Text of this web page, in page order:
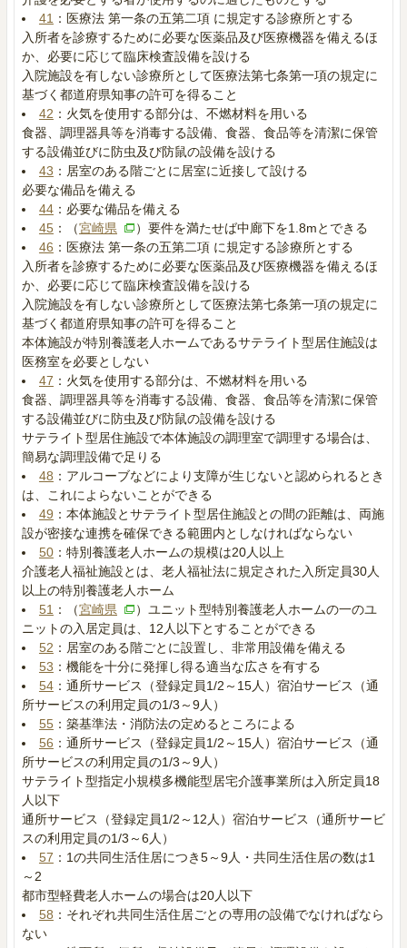
41 ：医療法 第一条の五第二項 に規定する診療所とする
入所者を診療するために必要な医薬品及び医療機器を備えるほ
か、必要に応じて臨床検査設備を設ける
入院施設を有しない診療所として医療法第七条第一項の規定に
基づく都道府県知事の許可を得ること
42 ：火気を使用する部分は、不燃材料を用いる
食器、調理器具等を消毒する設備、食器、食品等を清潔に保管
する設備並びに防虫及び防鼠の設備を設ける
43 ：居室のある階ごとに居室に近接して設ける
必要な備品を備える
44：必要な備品を備える
45：（宮崎県
）要件を満たせば中廊下を1.8mとできる
46 ：医療法 第一条の五第二項 に規定する診療所とする
入所者を診療するために必要な医薬品及び医療機器を備えるほ
か、必要に応じて臨床検査設備を設ける
入院施設を有しない診療所として医療法第七条第一項の規定に
基づく都道府県知事の許可を得ること
本体施設が特別養護老人ホームであるサテライト型居住施設は
医務室を必要としない
47 ：火気を使用する部分は、不燃材料を用いる
食器、調理器具等を消毒する設備、食器、食品等を清潔に保管
する設備並びに防虫及び防鼠の設備を設ける
サテライト型居住施設で本体施設の調理室で調理する場合は、
簡易な調理設備で足りる
48 ：アルコーブなどにより支障が生じないと認められるとき
は、これによらないことができる
49 ：本体施設とサテライト型居住施設との間の距離は、両施
設が密接な連携を確保できる範囲内としなければならない
50：特別養護老人ホームの規模は20人以上
介護老人福祉施設とは、老人福祉法に規定された入所定員30人
以上の特別養護老人ホーム
51 ：（宮崎県
）ユニット型特別養護老人ホームの一のユ
ニットの入居定員は、12人以下とすることができる
52 ：居室のある階ごとに設置し、非常用設備を備える
53 ：機能を十分に発揮し得る適当な広さを有する
54：通所サービス（登録定員1/2～15人）宿泊サービス（通
所サービスの利用定員の1/3～9人）
55：築基準法・消防法の定めるところによる
56 ：通所サービス（登録定員1/2～15人）宿泊サービス（通
所サービスの利用定員の1/3～9人）
サテライト型指定小規模多機能型居宅介護事業所は入所定員18
人以下
通所サービス（登録定員1/2～12人）宿泊サービス（通所サービ
スの利用定員の1/3～6人）
57 ：1の共同生活住居につき5～9人・共同生活住居の数は1
～2
都市型軽費老人ホームの場合は20人以下
58 ：それぞれ共同生活住居ごとの専用の設備でなければなら
ない